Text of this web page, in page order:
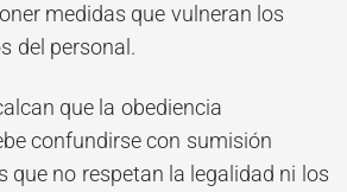
medidas que vulneran los
del personal.
que la obediencia
confundirse con sumisión
que no respetan la legalidad ni los